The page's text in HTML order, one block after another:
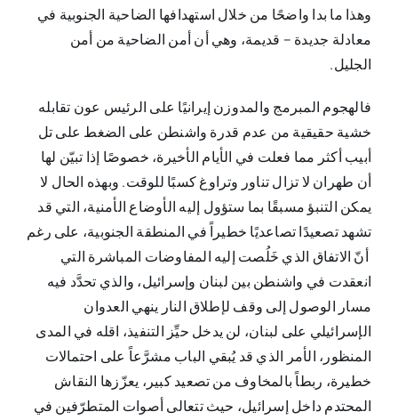
وهذا ما بدا واضحًا من خلال استهدافها الضاحية الجنوبية في
معادلة جديدة – قديمة، وهي أن أمن الضاحية من أمن
الجليل.
فالهجوم المبرمج والمدوزن إيرانيًا على الرئيس عون تقابله
خشية حقيقية من عدم قدرة واشنطن على الضغط على تل
أبيب أكثر مما فعلت في الأيام الأخيرة، خصوصًا إذا تبيّن لها
أن طهران لا تزال تناور وتراوغ كسبًا للوقت. وبهذه الحال لا
يمكن التنبؤ مسبقًا بما ستؤول إليه الأوضاع الأمنية، التي قد
تشهد تصعيدًا تصاعديًا خطيراً في المنطقة الجنوبية، على رغم
أنّ الاتفاق الذي خَلُصت إليه المفاوضات المباشرة التي
انعقدت في واشنطن بين لبنان وإسرائيل، والذي تحدَّد فيه
مسار الوصول إلى وقف لإطلاق النار ينهي العدوان
الإسرائيلي على لبنان، لن يدخل حيِّز التنفيذ، اقله في المدى
المنظور، الأمر الذي قد يُبقي الباب مشرَّعاً على احتمالات
خطيرة، ربطاً بالمخاوف من تصعيد كبير، يعزّزها النقاش
المحتدم داخل إسرائيل، حيث تتعالى أصوات المتطرّفين في